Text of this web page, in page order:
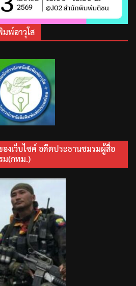
พ์อาวุโส
องเว็บไซค์ อดีตประธานชมรมผู้สื่อ
ม(กทม.)